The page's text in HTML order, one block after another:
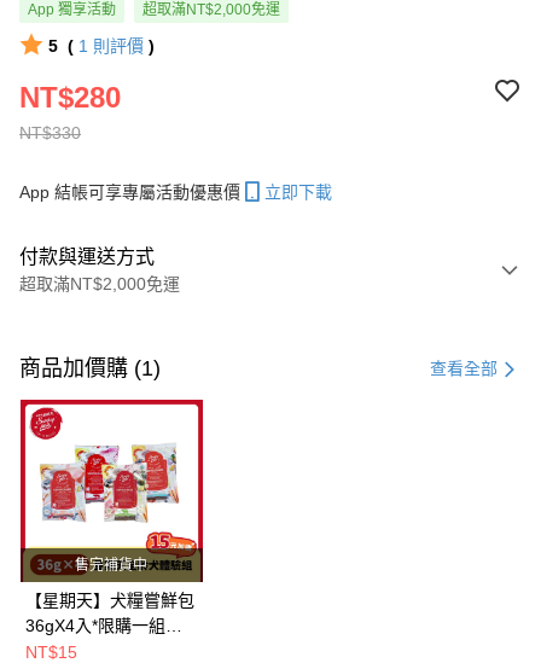
App 獨享活動 超取滿NT$2,000免運
5 ( 1 則評價 )
NT$330
NT$280
App 結帳可享專屬活動優惠價 立即下載
付款與運送方式
超取滿NT$2,000免運
信用卡一次付款
超商取貨付款
LINE Pay
Apple Pay
街口支付
悠遊付
Google Pay
商品加價購 (1) 查看全部
售完補貨中
【星期天】犬糧嘗鮮包
36gX4入*限購一組｜
鱈+鮭+牛+羊（效期
NT$15